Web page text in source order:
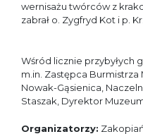
wernisażu twórców z
zabrał o. Zygfryd Kot i p.
Wśród licznie przybyłych
m.in. Zastępca
Nowak-Gąsienica,
Staszak, Dyrektor
Organizatorzy: